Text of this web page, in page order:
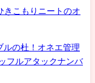
こもりニートのオ
ルの杜！オネエ管理
フルアタックナンバ